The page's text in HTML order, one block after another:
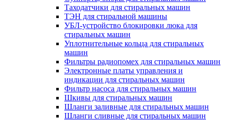
Таходатчики для стиральных машин
ТЭН для стиральной машины
УБЛ-устройство блокировки люка для
стиральных машин
Уплотнительные кольца для стиральных
машин
Фильтры радиопомех для стиральных машин
Электронные платы управления и
индикации для стиральных машин
Фильтр насоса для стиральных машин
Шкивы для стиральных машин
Шланги заливные для стиральных машин
Шланги сливные для стиральных машин